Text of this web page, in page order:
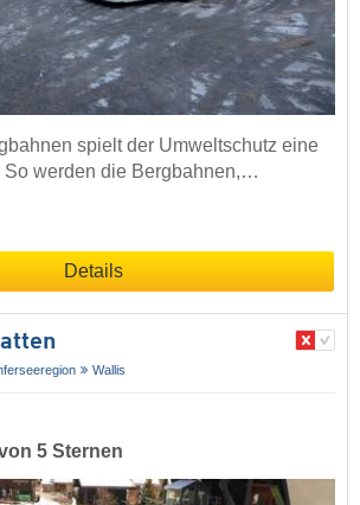
spielt der Umweltschutz eine
So werden die Bergbahnen,…
Details
Wallis
5 Sternen